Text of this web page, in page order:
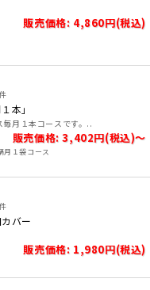
販売価格: 4,860円(税込)
件
本」
月１本コースです。..
販売価格: 3,402円(税込)～
１袋コース
件
バー
販売価格: 1,980円(税込)